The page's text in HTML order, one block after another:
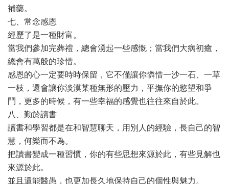
補藥。
七、常念感恩
經歷了是一種財富。
當我們參加完葬禮，總會湧起一些感慨；當我們大病初癒，
總會有萬般的珍惜。
感恩的心一定要時時保留，它不僅讓你憐惜一沙一石、一草
一枝，還會讓你淡漠某種無形的壓力，平撫你的慾望和爭
鬥，更多的時候，有一些幸福的感覺也往往來自於此。
八、勤於讀書
讀書和學習都是在和智慧聊天，用別人的經驗，長自己的智
慧，何樂而不為。
把讀書變成一種習慣，你的有些思想來源於此，有些見解也
來源於此。
並且還能醫愚，也更加長久地保持自己的個性與魅力。